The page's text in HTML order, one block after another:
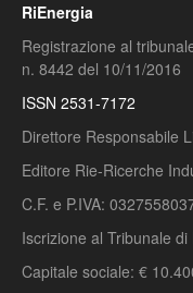
RiEnergia
Registrazione al
n. 8442 del 10/11/2016
ISSN 2531-7172
Direttore Responsabile
Editore Rie-Ricerche
C.F. e P.IVA:
Iscrizione al Tribunale
Capitale sociale: €